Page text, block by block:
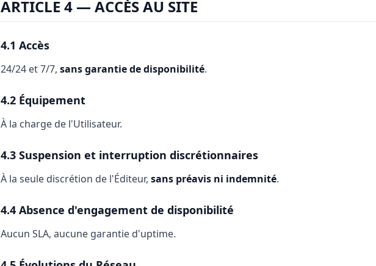
ARTICLE 4 — ACCÈS AU SITE
4.1 Accès
24/24 et 7/7, sans garantie de disponibilité.
4.2 Équipement
À la charge de l'Utilisateur.
4.3 Suspension et interruption discrétionnaires
À la seule discrétion de l'Éditeur, sans préavis ni indemnité.
4.4 Absence d'engagement de disponibilité
Aucun SLA, aucune garantie d'uptime.